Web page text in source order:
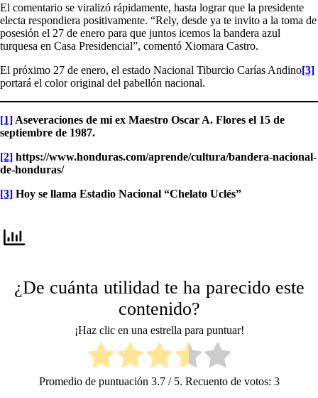
El comentario se viralizó rápidamente, hasta lograr que la presidente
electa respondiera positivamente. “Rely, desde ya te invito a la toma de
posesión el 27 de enero para que juntos icemos la bandera azul
turquesa en Casa Presidencial”, comentó Xiomara Castro.
El próximo 27 de enero, el estado Nacional Tiburcio Carías Andino[3]
portará el color original del pabellón nacional.
[1] Aseveraciones de mi ex Maestro Oscar A. Flores el 15 de
septiembre de 1987.
[2] https://www.honduras.com/aprende/cultura/bandera-nacional-
de-honduras/
[3] Hoy se llama Estadio Nacional “Chelato Uclés”
¿De cuánta utilidad te ha parecido este
contenido?
¡Haz clic en una estrella para puntuar!
Promedio de puntuación 3.7/ 5. Recuento de votos: 3